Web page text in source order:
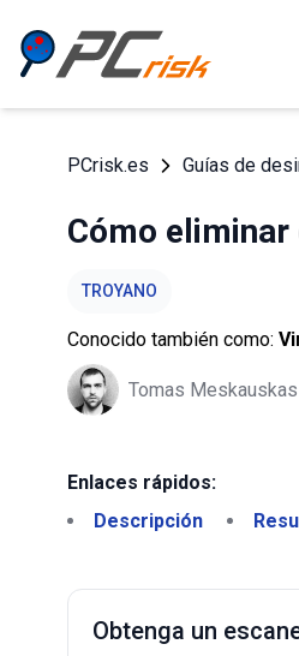
PCrisk.es Guías de
Cómo
TROYANO
Conocido también como:
Tomas Meskauskas
Enlaces rápidos:
Descripción
Obtenga un